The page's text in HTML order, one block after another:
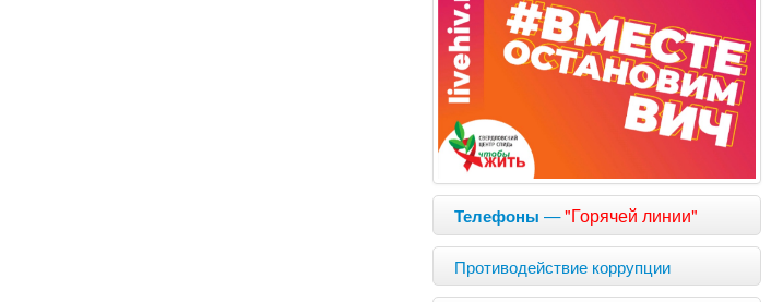
Телефоны —"Горячей линии"
Противодействие коррупции